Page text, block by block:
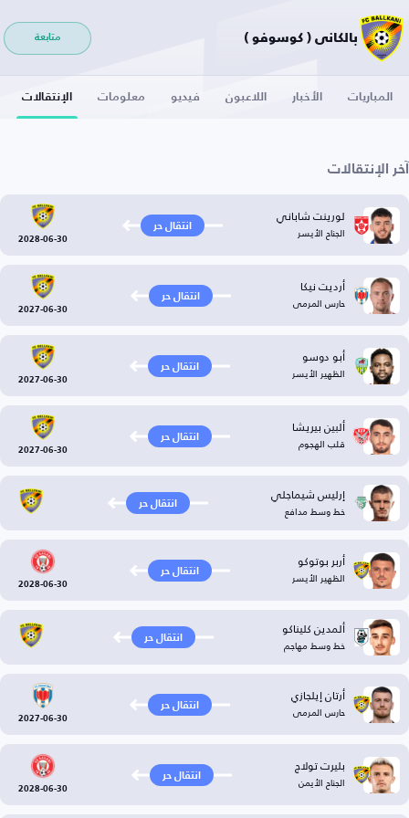
بالكاني ( كوسوفو ) متابعة
المباريات الأخبار اللاعبون فيديو معلومات الإنتقالات
آخر الإنتقالات
لورينت شاباني
الجناح الأيسر انتقال حر
2028-06-30
أرديت نيكا
حارس المرمى انتقال حر
2027-06-30
أبو دوسو
الظهير الأيسر انتقال حر
2027-06-30
ألبين بيريشا
قلب الهجوم انتقال حر
2027-06-30
إرليس شيماجلي
خط وسط مدافع انتقال حر
أربر بوتوكو
الظهير الأيسر انتقال حر
2028-06-30
ألمدين كليناكو
خط وسط مهاجم انتقال حر
أرتان إيلجازي
حارس المرمى انتقال حر
2027-06-30
بليرت تولاج
الجناح الأيمن انتقال حر
2028-06-30